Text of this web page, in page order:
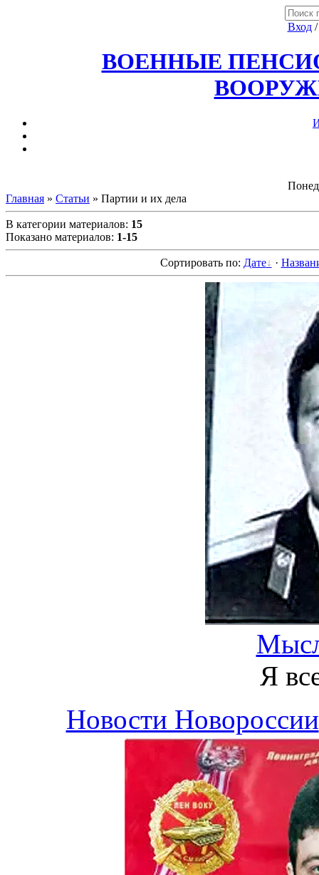
Вход
ВОЕННЫЕ
Главная » Статьи » Партии и их дела
В категории материалов: 15
Показано материалов: 1-15
Сортировать по: Дате ·
Я
Новости Новороссии